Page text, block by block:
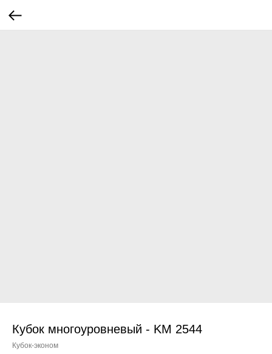
Кубок многоуровневый - KM 2544
Кубок-эконом